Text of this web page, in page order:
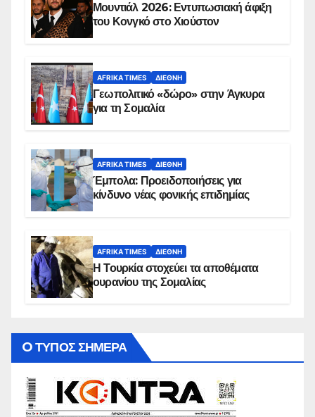
Μουντιάλ 2026: Εντυπωσιακή άφιξη
του Κονγκό στο Χιούστον
AFRIKA TIMES ΔΙΕΘΝΉ
Γεωπολιτικό «δώρο» στην Άγκυρα
για τη Σομαλία
AFRIKA TIMES ΔΙΕΘΝΉ
Έμπολα: Προειδοποιήσεις για
κίνδυνο νέας φονικής επιδημίας
AFRIKA TIMES ΔΙΕΘΝΉ
Η Τουρκία στοχεύει τα αποθέματα
ουρανίου της Σομαλίας
O ΤΥΠΟΣ ΣΗΜΕΡΑ